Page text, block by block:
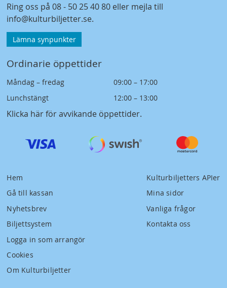
Ring oss på08 - 50 25 40 80 eller mejla till
info@kulturbiljetter.se.
Lämna synpunkter
Ordinarie öppettider
Måndag – fredag
09:00 – 17:00
Lunchstängt
12:00 – 13:00
Klicka här för avvikande öppettider.
Hem
Gå till kassan
Nyhetsbrev
Biljettsystem
Logga in som arrangör
Cookies
Om Kulturbiljetter
Kulturbiljetters APIer
Mina sidor
Vanliga frågor
Kontakta oss